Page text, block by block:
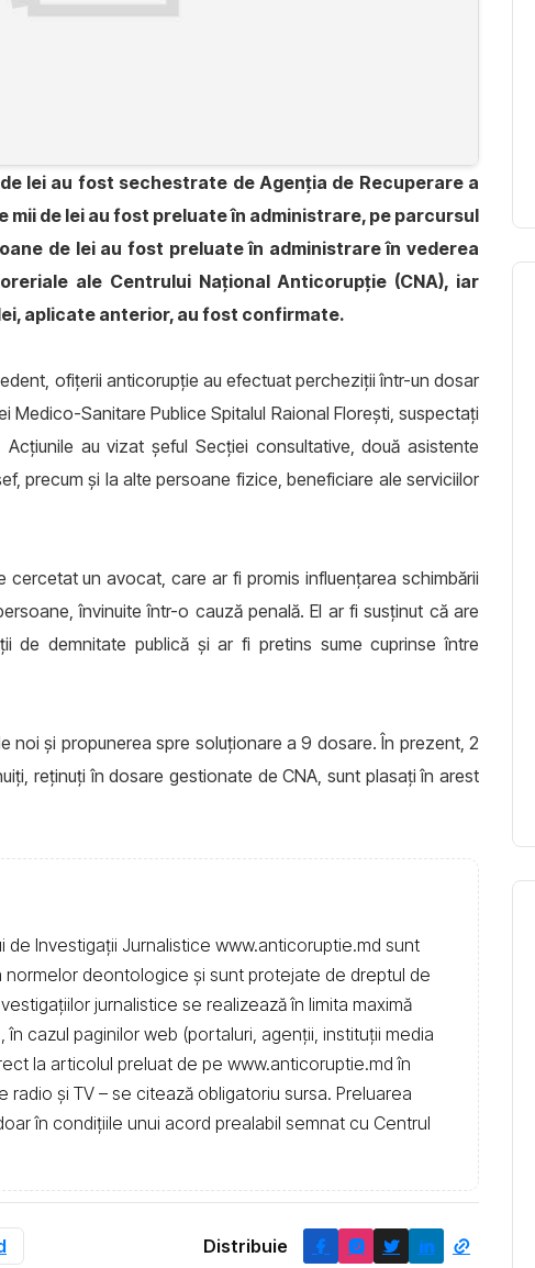
lei au fost sechestrate de Agenția de Recuperare a
mii de lei au fost preluate în administrare, pe parcursul
de lei au fost preluate în administrare în vederea
ale Centrului Național Anticorupție (CNA), iar
aplicate anterior, au fost confirmate.
ofițerii anticorupție au efectuat percheziții într-un dosar
Medico-Sanitare Publice Spitalul Raional Florești, suspectați
Acțiunile au vizat șeful Secției consultative, două asistente
precum și la alte persoane fizice, beneficiare ale serviciilor
cercetat un avocat, care ar fi promis influențarea schimbării
învinuite într-o cauză penală. El ar fi susținut că are
de demnitate publică și ar fi pretins sume cuprinse între
noi și propunerea spre soluționare a 9 dosare. În prezent, 2
reținuți în dosare gestionate de CNA, sunt plasați în arest
de Investigații Jurnalistice www.anticoruptie.md sunt
normelor deontologice și sunt protejate de dreptul de
jurnalistice se realizează în limita maximă
în cazul paginilor web (portaluri, agenții, instituţii media
la articolul preluat de pe www.anticoruptie.md în
radio și TV – se citează obligatoriu sursa. Preluarea
în condiţiile unui acord prealabil semnat cu Centrul
Distribuie